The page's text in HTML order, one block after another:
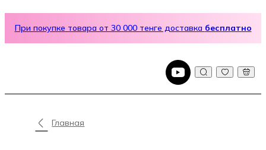
При покупке товара от 30 000 тенге доставка бесплатно
Главная